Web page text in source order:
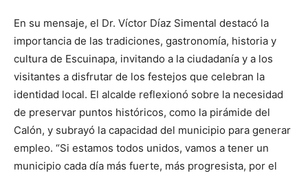
En su mensaje, el Dr. Víctor Díaz Simental destacó la
importancia de las tradiciones, gastronomía, historia y
cultura de Escuinapa, invitando a la ciudadanía y a los
visitantes a disfrutar de los festejos que celebran la
identidad local. El alcalde reflexionó sobre la necesidad
de preservar puntos históricos, como la pirámide del
Calón, y subrayó la capacidad del municipio para generar
empleo. “Si estamos todos unidos, vamos a tener un
municipio cada día más fuerte, más progresista, por el